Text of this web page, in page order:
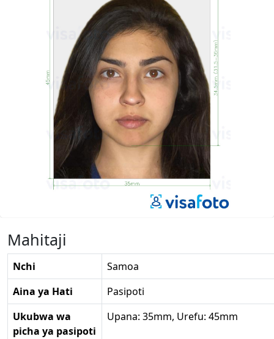
Mahitaji
Nchi
Samoa
Aina ya Hati
Pasipoti
Ukubwa wa
picha ya pasipoti
Upana: 35mm, Urefu: 45mm